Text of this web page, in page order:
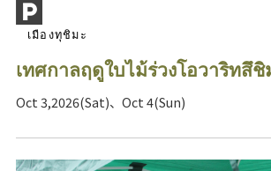
เมืองทุชิมะ
เทศกาลฤดูใบไม้ร่วงโอวาริทสึชิ
Oct 3,2026(Sat)、Oct 4(Sun)